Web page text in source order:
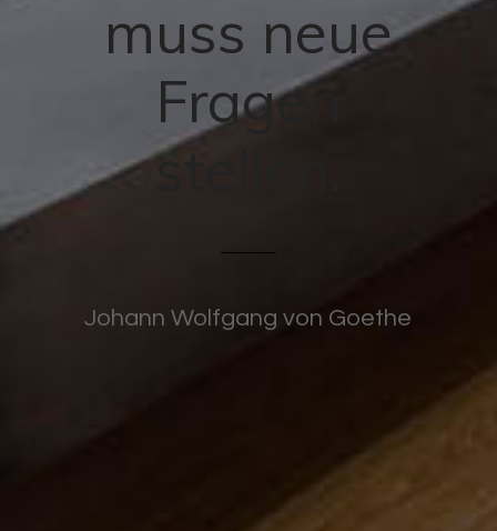
muss neue
Fragen
stellen.
Johann Wolfgang von Goethe